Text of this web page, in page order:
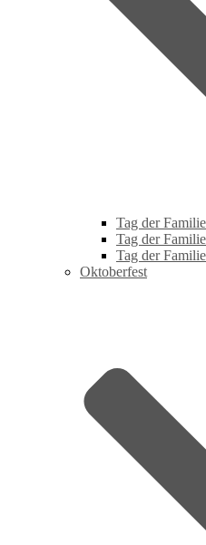
Tag der
Tag der
Tag der
Oktoberfest